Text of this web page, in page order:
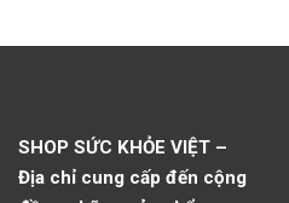
SHOP SỨC KHỎE VIỆT –
Địa chỉ cung cấp đến cộng